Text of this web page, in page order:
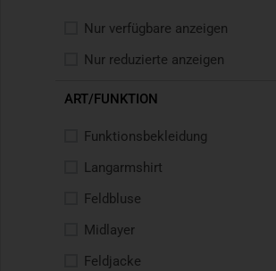
Nur verfügbare anzeigen
Nur reduzierte anzeigen
ART/FUNKTION
Funktionsbekleidung
Langarmshirt
Feldbluse
Midlayer
Feldjacke